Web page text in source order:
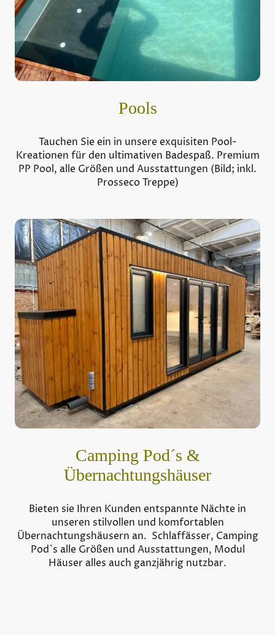
Pools
Tauchen Sie ein in unsere exquisiten Pool-
Kreationen für den ultimativen Badespaß. Premium
PP Pool, alle Größen und Ausstattungen (Bild; inkl.
Prosseco Treppe)
Camping Pod´s &
Übernachtungshäuser
Bieten sie Ihren Kunden entspannte Nächte in
unseren stilvollen und komfortablen
Übernachtungshäusern an. Schlaffässer, Camping
Pod`s alle Größen und Ausstattungen, Modul
Häuser alles auch ganzjährig nutzbar.